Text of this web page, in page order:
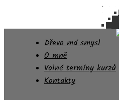
Dřevo má smysl
O mně
Volné termíny kurzů
Kontakty